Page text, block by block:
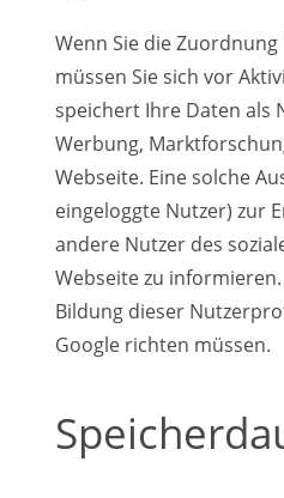
Wenn Sie die
müssen Sie sich vor
speichert Ihre Daten als
Werbung,
Webseite. Eine solche
eingeloggte Nutzer) zur
andere Nutzer des
Webseite zu
Bildung dieser
Google richten müssen.